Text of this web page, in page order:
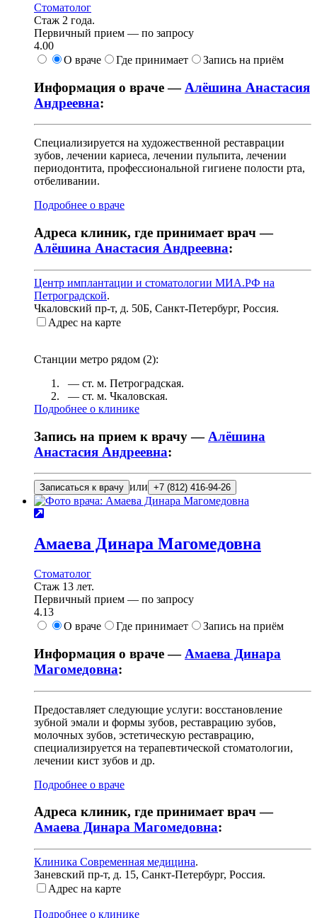
Стоматолог
Стаж 2 года.
Первичный прием — по запросу
4.00
О враче
Где принимает Запись на приём
Информация о враче — Алёшина Анастасия
Андреевна:
Специализируется на художественной реставрации
зубов, лечении кариеса, лечении пульпита, лечении
периодонтита, профессиональной гигиене полости рта,
отбеливании.
Подробнее о враче
Адреса клиник, где принимает врач —
Алёшина Анастасия Андреевна:
Центр имплантации и стоматологии МИА.РФ на
Петроградской.
Чкаловский пр-т, д. 50Б, Санкт-Петербург, Россия.
Адрес на карте
Станции метро рядом (2):
— ст. м. Петроградская.
— ст. м. Чкаловская.
Подробнее о клинике
Запись на прием к врачу — Алёшина
Анастасия Андреевна:
Записаться к врачу или +7 (812) 416-94-26
Амаева Динара Магомедовна
Стоматолог
Стаж 13 лет.
Первичный прием — по запросу
4.13
О враче
Где принимает Запись на приём
Информация о враче — Амаева Динара
Магомедовна:
Предоставляет следующие услуги: восстановление
зубной эмали и формы зубов, реставрацию зубов,
молочных зубов, эстетическую реставрацию,
специализируется на терапевтической стоматологии,
лечении кист зубов и др.
Подробнее о враче
Адреса клиник, где принимает врач —
Амаева Динара Магомедовна:
Клиника Современная медицина.
Заневский пр-т, д. 15, Санкт-Петербург, Россия.
Адрес на карте
Подробнее о клинике